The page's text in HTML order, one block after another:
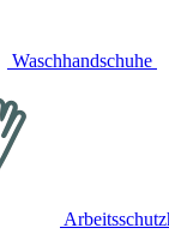
Waschhandschuhe